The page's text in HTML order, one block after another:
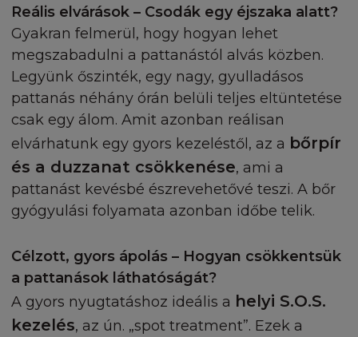
Reális elvárások – Csodák egy éjszaka alatt?
Gyakran felmerül, hogy hogyan lehet
megszabadulni a pattanástól alvás közben.
Legyünk őszinték, egy nagy, gyulladásos
pattanás néhány órán belüli teljes eltüntetése
csak egy álom. Amit azonban reálisan
elvárhatunk egy gyors kezeléstől, az a bőrpír
és a duzzanat csökkenése, ami a
pattanást kevésbé észrevehetővé teszi. A bőr
gyógyulási folyamata azonban időbe telik.
Célzott, gyors ápolás – Hogyan csökkentsük
a pattanások láthatóságát?
A gyors nyugtatáshoz ideális a helyi S.O.S.
kezelés, az ún. „spot treatment”. Ezek a